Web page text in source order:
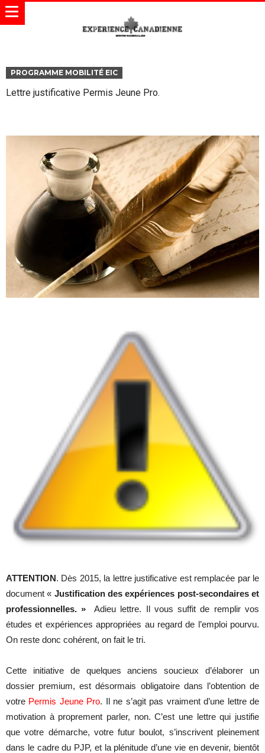
PROGRAMME MOBILITÉ EIC
Lettre justificative Permis Jeune Pro.
ATTENTION. Dès 2015, la lettre justificative est remplacée par le
document « Justification des expériences post-secondaires et
professionnelles. »
Adieu lettre. Il vous suffit de remplir vos
études et expériences appropriées au regard de l’emploi pourvu.
On reste donc cohérent, on fait le tri.
Cette initiative de quelques anciens soucieux d’élaborer un
dossier premium, est désormais obligatoire dans l’obtention de
votre Permis Jeune Pro. Il ne s’agit pas vraiment d’une lettre de
motivation à proprement parler, non. C’est une lettre qui justifie
que votre démarche, votre futur boulot, s’inscrivent pleinement
dans le cadre du PJP, et la plénitude d’une vie en devenir, bientôt